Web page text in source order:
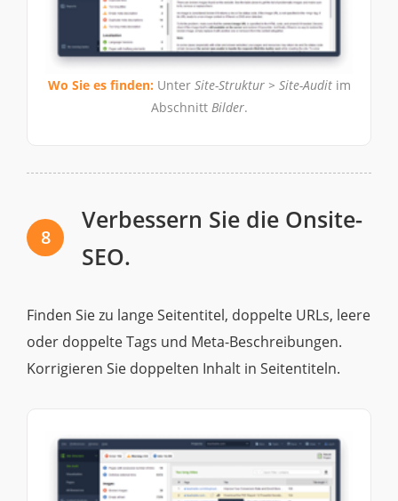
Wo Sie es finden:Unter Site-Struktur > Site-Auditim
Abschnitt Bilder.
8
Verbessern Sie die Onsite-
SEO.
Finden Sie zu lange Seitentitel, doppelte URLs, leere
oder doppelte Tags und Meta-Beschreibungen.
Korrigieren Sie doppelten Inhalt in Seitentiteln.